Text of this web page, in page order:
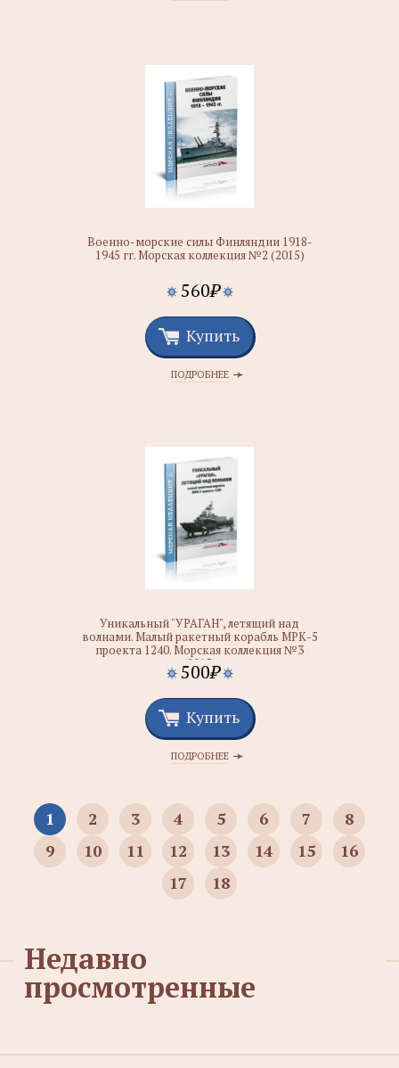
Военно-морские силы Финляндии 1918-
1945 гг. Морская коллекция №2 (2015)
560₽
Купить
ПОДРОБНЕЕ
Уникальный "УРАГАН", летящий над
волнами. Малый ракетный корабль МРК-5
проекта 1240. Морская коллекция №3
(2015)
500₽
Купить
ПОДРОБНЕЕ
1 2 3 4 5 6 7
8
9
10 11 12 13 14 15
16
17
18
Недавно
просмотренные